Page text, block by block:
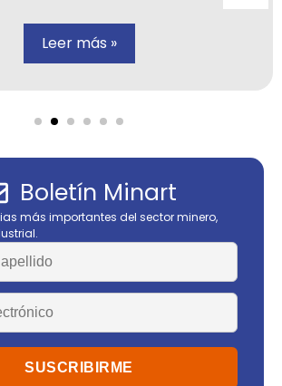
Leer más »
Boletín Minart
más importantes del sector minero,